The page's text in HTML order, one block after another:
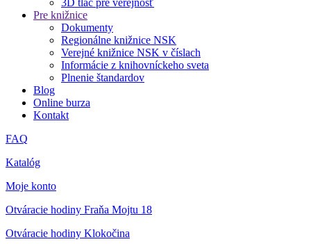
3D tlač pre verejnosť
Pre knižnice
Dokumenty
Regionálne knižnice NSK
Verejné knižnice NSK v číslach
Informácie z knihovníckeho sveta
Plnenie štandardov
Blog
Online burza
Kontakt
FAQ
Katalóg
Moje konto
Otváracie hodiny Fraňa Mojtu 18
Otváracie hodiny Klokočina